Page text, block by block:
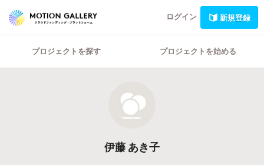
ログイン 新規登録
プロジェクトを探す プロジェクトを始める
伊藤 あき子